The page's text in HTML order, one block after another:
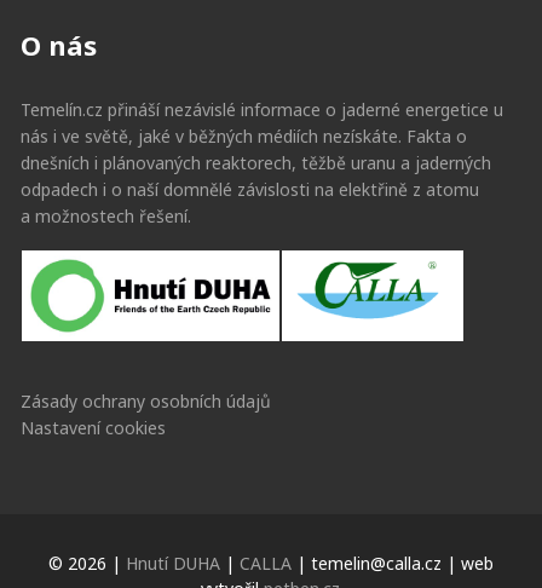
O nás
Temelín.cz přináší nezávislé informace o jaderné energetice u
nás i ve světě, jaké v běžných médiích nezískáte. Fakta o
dnešních i plánovaných reaktorech, těžbě uranu a jaderných
odpadech i o naší domnělé závislosti na elektřině z atomu
a možnostech řešení.
Zásady ochrany osobních údajů
Nastavení cookies
© 2026 | Hnutí DUHA| CALLA| temelin@calla.cz | web